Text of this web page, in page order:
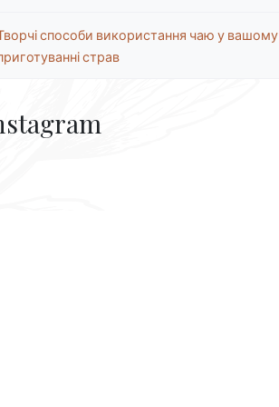
способи використання чаю у вашому
страв